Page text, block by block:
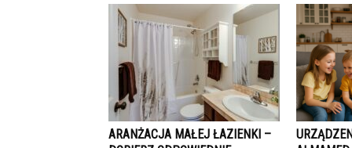
ARANŻACJA MAŁEJ ŁAZIENKI –